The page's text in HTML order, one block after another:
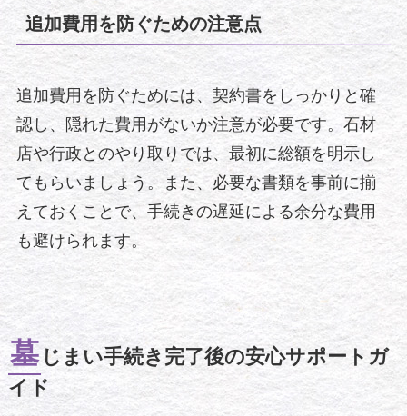
追加費用を防ぐための注意点
追加費用を防ぐためには、契約書をしっかりと確
認し、隠れた費用がないか注意が必要です。石材
店や行政とのやり取りでは、最初に総額を明示し
てもらいましょう。また、必要な書類を事前に揃
えておくことで、手続きの遅延による余分な費用
も避けられます。
墓 じまい手続き完了後の安心サポートガ
イド